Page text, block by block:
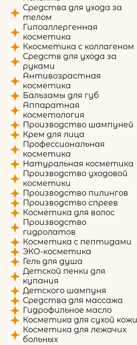
Средства для ухода за
телом
Гипоаллергенная
косметика
Ккосметика с коллагеном
Средств для ухода за
руками
Антивозрастная
косметика
Бальзамы для губ
Аппаратная
косметология
Производство шампуней
Крем для лица
Профессиональная
косметика
Натуральная косметика
Производство уходовой
косметики
Производство пилингов
Производство спреев
Косметика для волос
Производство
гидролатов
Косметика с пептидами
ЭКО-косметика
Гель для душа
Детской пенки для
купания
Детского шампуня
Средства для массажа
Гидрофильное масло
Косметика для сухой кожи
Косметика для лежачих
больных